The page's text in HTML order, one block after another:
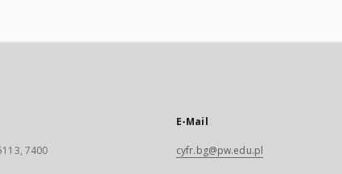
7400
E-Mail
cyfr.bg@pw.edu.pl